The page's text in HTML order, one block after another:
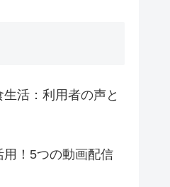
活：利用者の声と
！5つの動画配信